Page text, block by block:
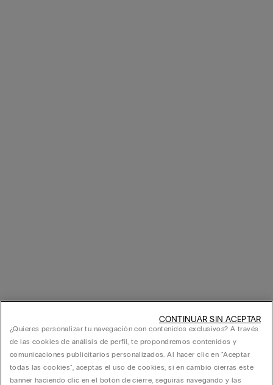
¿Quieres personalizar tu navegación con contenidos exclusivos? A través
de las cookies de análisis de perfil, te propondremos contenidos y
comunicaciones publicitarios personalizados. Al hacer clic en "Aceptar
todas las cookies", aceptas el uso de cookies; si en cambio cierras este
banner haciendo clic en el botón de cierre, seguirás navegando y las
CONTINUAR SIN ACEPTAR